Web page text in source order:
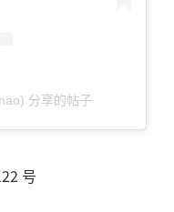
分享的帖子
号